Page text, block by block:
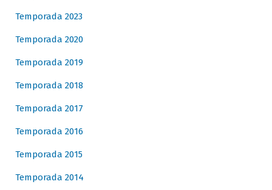
Temporada 2023
Temporada 2020
Temporada 2019
Temporada 2018
Temporada 2017
Temporada 2016
Temporada 2015
Temporada 2014